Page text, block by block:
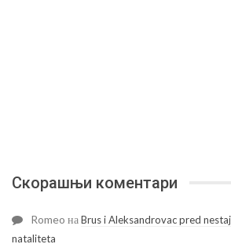
Скорашњи коментари
Romeo наBrus i Aleksandrovac pred
nataliteta